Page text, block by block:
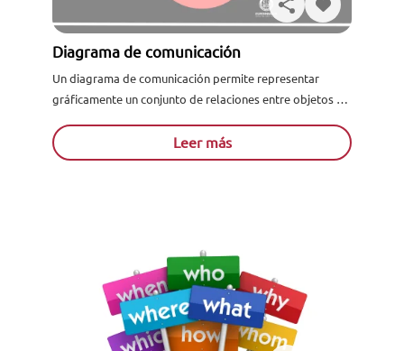
Diagrama de comunicación
Un diagrama de comunicación permite representar
gráficamente un conjunto de relaciones entre objetos o
diagrama de colaboración, cuyo foco se enc...
Leer más